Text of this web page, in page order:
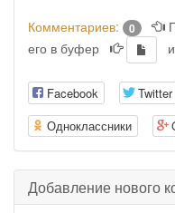
Комментариев: 0
его в буфер
Facebook Twitter
Одноклассники
Добавление нового